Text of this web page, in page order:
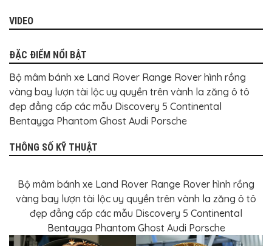
PHỤ
KIỆN
CAO
CẤP
ĐỒ
CHƠI
XE
ĐẠP
CÔNG
NGHỆ
KHÁC
VIDEO
ĐẶC ĐIỂM NỔI BẬT
Bộ mâm bánh xe Land Rover Range Rover hình rồng
vàng bay lượn tài lộc uy quyền trên vành la zăng ô tô
đẹp đẳng cấp các mẫu Discovery 5 Continental
Bentayga Phantom Ghost Audi Porsche
THÔNG SỐ KỸ THUẬT
Bộ mâm bánh xe Land Rover Range Rover hình rồng
vàng bay lượn tài lộc uy quyền trên vành la zăng ô tô
đẹp đẳng cấp các mẫu Discovery 5 Continental
Bentayga Phantom Ghost Audi Porsche